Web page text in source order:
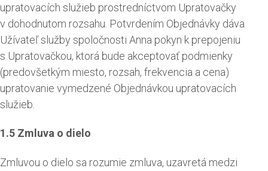
upratovacích služieb prostredníctvom Upratovačky
v dohodnutom rozsahu. Potvrdením Objednávky dáva
Užívateľ služby spoločnosti Anna pokyn k prepojeniu
s Upratovačkou, ktorá bude akceptovať podmienky
(predovšetkým miesto, rozsah, frekvencia a cena)
upratovanie vymedzené Objednávkou upratovacích
služieb.
1.5 Zmluva o dielo
Zmluvou o dielo sa rozumie zmluva, uzavretá medzi